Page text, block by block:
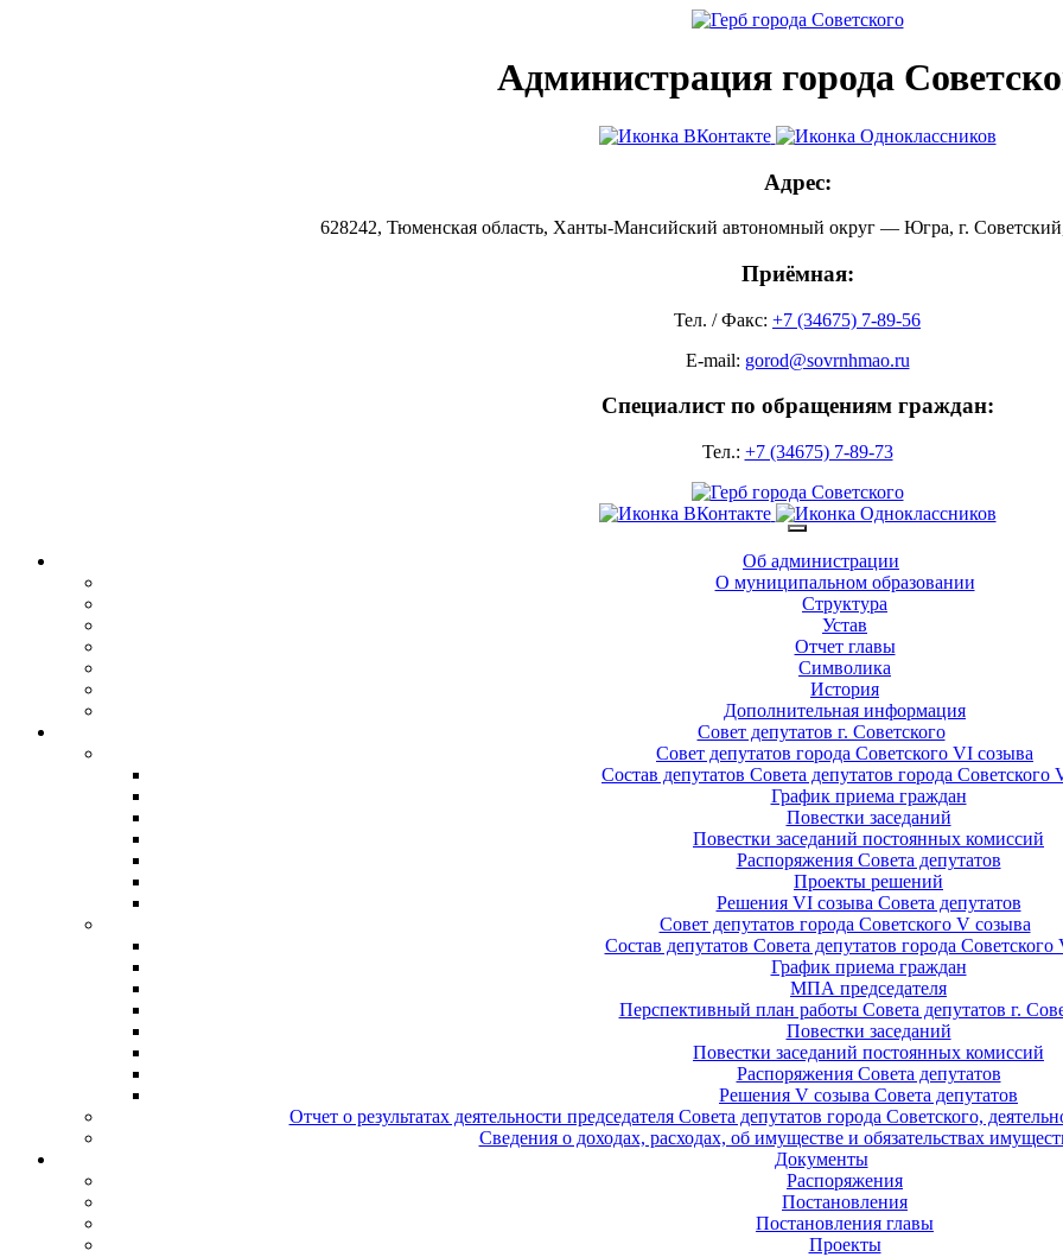
Администрация города
Адрес:
628242, Тюменская область, Ханты-Мансийский автономный округ — Югра, г.
Приёмная:
Тел. / Факс: +7 (34675) 7-89-56
E-mail: gorod@sovrnhmao.ru
Специалист по обращениям граждан:
Тел.: +7 (34675) 7-89-73
Об администрации
О муниципальном образовании
Структура
Устав
Отчет главы
Символика
История
Дополнительная информация
Совет депутатов г. Советского
Совет депутатов города Советского VI созыва
Состав депутатов Совета депутатов города Советского
График приема граждан
Повестки заседаний
Повестки заседаний постоянных комиссий
Распоряжения Совета депутатов
Проекты решений
Решения VI созыва Совета депутатов
Совет депутатов города Советского V созыва
Состав депутатов Совета депутатов города Советского
График приема граждан
МПА председателя
Перспективный план работы Совета депутатов г.
Повестки заседаний
Повестки заседаний постоянных комиссий
Распоряжения Совета депутатов
Решения V созыва Совета депутатов
Отчет о результатах деятельности председателя Совета депутатов города Советского,
Сведения о доходах, расходах, об имуществе и обязательствах
Документы
Распоряжения
Постановления
Постановления главы
Проекты